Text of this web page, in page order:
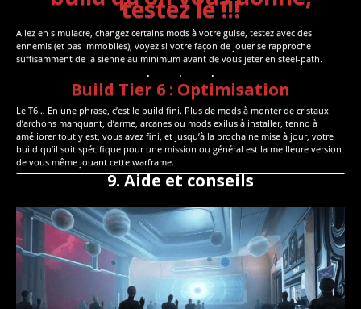
testez le !!!
Allez en simulacre, changez certains mods à votre guise, testez avec des
ennemis (et pas immobiles), voyez si votre façon de jouer se rapproche
suffisamment de la sienne au minimum avant de vous jeter en steel-path.
Build Tier 6 : Optimisation
Le T6… En une phrase, c’est le build fini. Plus de mods à monter de cristaux
d’archons manquant, d’arme, arcanes ou mods exilus à installer, tenno à
améliorer tout y est, vous avez fini, et jusqu’à la prochaine mise à jour, votre
build qu’il soit spécifique pour une mission ou général est la meilleure version
de vous même jouant cette warframe.
9. Aide et conseils